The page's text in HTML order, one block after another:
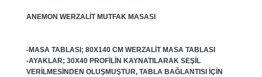
ANEMON WERZALIT MUTFAK MASASI
-MASA TABLASI; 80X140 CM WERZALIT MASA TABLASI
-AYAKLAR; 30X40 PROFILIN KAYNATILARAK SEŞIL
VERILMESINDEN OLUŞMUŞTUR, TABLA BAĞLANTISI IÇIN